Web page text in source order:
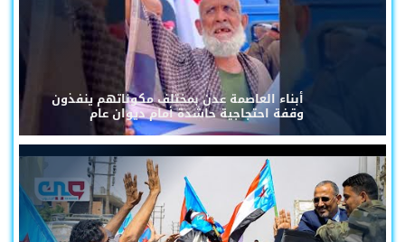
أبناء العاصمة عدن بمختلف مكوناتهم ينفذون
وقفة احتجاجية حاشدة أمام ديوان عام